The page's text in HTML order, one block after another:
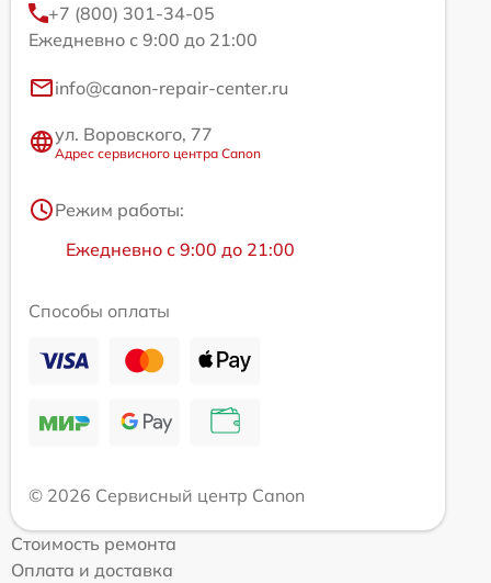
+7 (800) 301-34-05
Ежедневно с 9:00 до 21:00
info@canon-repair-center.ru
ул. Воровского, 77
Адрес сервисного центра Canon
Режим работы:
Ежедневно с 9:00 до 21:00
Способы оплаты
© 2026 Сервисный центр Canon
Стоимость ремонта
Оплата и доставка